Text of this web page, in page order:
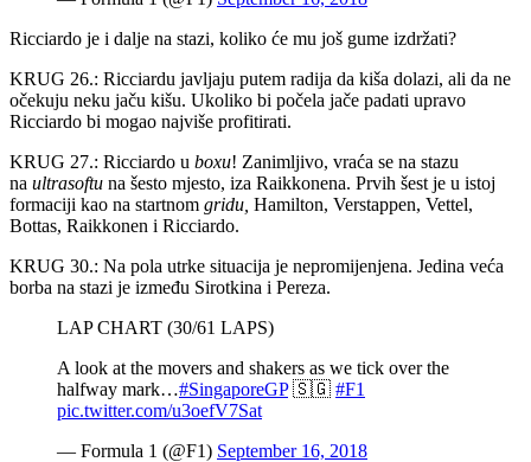
Ricciardo je i dalje na stazi, koliko će mu još gume izdržati?
KRUG 26.: Ricciardu javljaju putem radija da kiša dolazi, ali da ne
očekuju neku jaču kišu. Ukoliko bi počela jače padati upravo
Ricciardo bi mogao najviše profitirati.
KRUG 27.: Ricciardo u boxu! Zanimljivo, vraća se na stazu
na ultrasoftu na šesto mjesto, iza Raikkonena. Prvih šest je u istoj
formaciji kao na startnom gridu, Hamilton, Verstappen, Vettel,
Bottas, Raikkonen i Ricciardo.
KRUG 30.: Na pola utrke situacija je nepromijenjena. Jedina veća
borba na stazi je između Sirotkina i Pereza.
LAP CHART (30/61 LAPS)
A look at the movers and shakers as we tick over the
halfway mark…#SingaporeGP🇸🇬 #F1
pic.twitter.com/u3oefV7Sat
— Formula 1 (@F1) September 16, 2018